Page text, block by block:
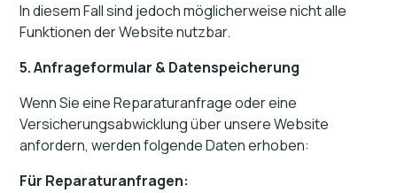
In diesem Fall sind jedoch möglicherweise nicht alle
Funktionen der Website nutzbar.
5. Anfrageformular & Datenspeicherung
Wenn Sie eine Reparaturanfrage oder eine
Versicherungsabwicklung über unsere Website
anfordern, werden folgende Daten erhoben:
Für Reparaturanfragen: